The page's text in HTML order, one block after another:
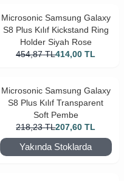
Microsonic Samsung Galaxy
S8 Plus Kılıf Kickstand Ring
Holder Siyah Rose
454,87 TL414,00 TL
Microsonic Samsung Galaxy
S8 Plus Kılıf Transparent
Soft Pembe
218,23 TL207,60 TL
Yakında Stoklarda